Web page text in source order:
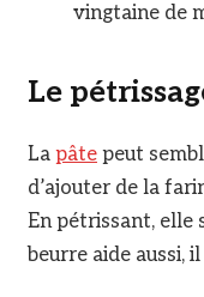
vingtaine de
Le
La pâte peut
d’ajouter de la
En pétrissant, elle
beurre aide aussi,